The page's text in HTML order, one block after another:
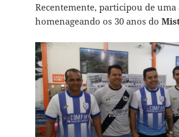
Recentemente, participou de uma
homenageando os 30 anos do